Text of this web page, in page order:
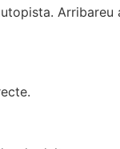
Arribareu